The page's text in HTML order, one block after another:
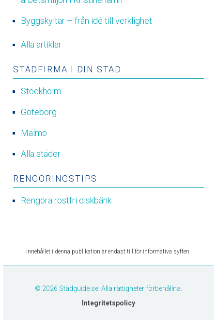
Byggskyltar – från idé till verklighet
Alla artiklar
STÄDFIRMA I DIN STAD
Stockholm
Göteborg
Malmö
Alla städer
RENGÖRINGSTIPS
Rengöra rostfri diskbänk
Innehållet i denna publikation är endast till för informativa syften.
© 2026 Städguide.se. Alla rättigheter förbehållna.
Integritetspolicy